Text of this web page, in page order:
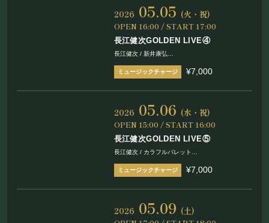
採用情報
よくある質問
プライバシーポリシー
キャンセルポリシー
©Mahoroza. All Rights Reserved.
2026 05.05 (火・祝)
OPEN 16:00 / START 17:00
長江健次GOLDEN LIVE④
長江健次 / 新井康弘
¥7,000
2026 05.06 (水・祝)
OPEN 15:00 / START 16:00
長江健次GOLDEN LIVE⑤
長江健次 / カラフルパレット
¥7,000
2026 05.09 (土)